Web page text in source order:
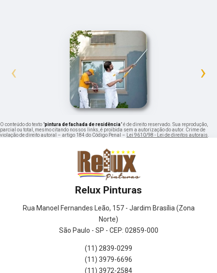
‹ ›
O conteúdo do texto "pintura de fachada de residência" é de direito reservado. Sua reprodução,
parcial ou total, mesmo citando nossos links, é proibida sem a autorização do autor. Crime de
violação de direito autoral – artigo 184 do Código Penal – Lei 9610/98 - Lei de direitos autorais.
Relux Pinturas
Rua Manoel Fernandes Leão, 157 - Jardim Brasília (Zona
Norte)
São Paulo - SP - CEP: 02859-000
(11) 2839-0299
(11) 3979-6696
(11) 3972-2584